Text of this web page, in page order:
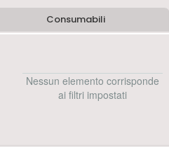
Consumabili
Nessun elemento corrisponde
ai filtri impostati